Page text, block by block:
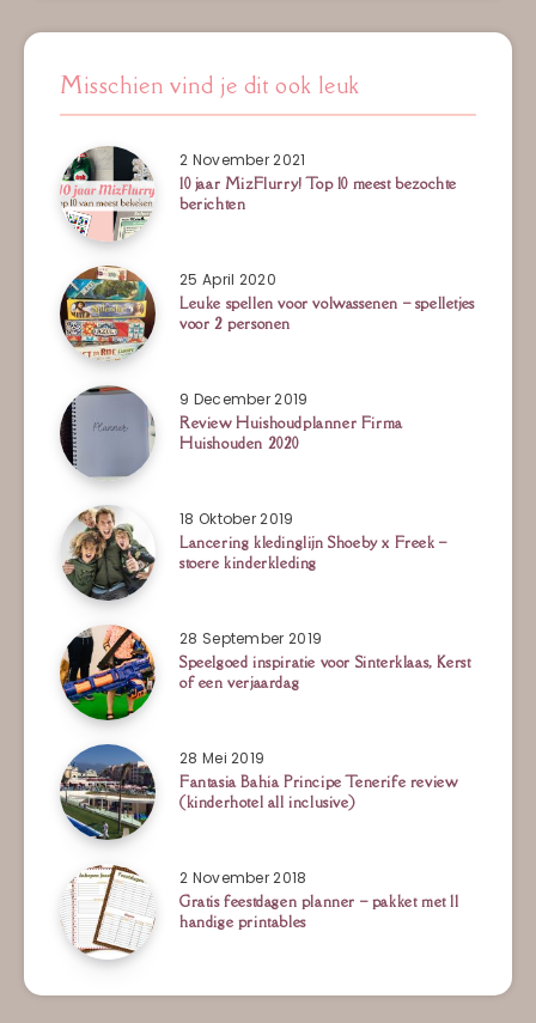
Misschien vind je dit ook leuk
2 November 2021
10 jaar MizFlurry! Top 10 meest bezochte
berichten
25 April 2020
Leuke spellen voor volwassenen – spelletjes
voor 2 personen
9 December 2019
Review Huishoudplanner Firma
Huishouden 2020
18 Oktober 2019
Lancering kledinglijn Shoeby x Freek –
stoere kinderkleding
28 September 2019
Speelgoed inspiratie voor Sinterklaas, Kerst
of een verjaardag
28 Mei 2019
Fantasia Bahia Principe Tenerife review
(kinderhotel all inclusive)
2 November 2018
Gratis feestdagen planner – pakket met 11
handige printables